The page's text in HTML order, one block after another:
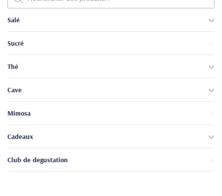
produits
Salé
Sucré
Thé
Cave
Mimosa
Cadeaux
Club de degustation